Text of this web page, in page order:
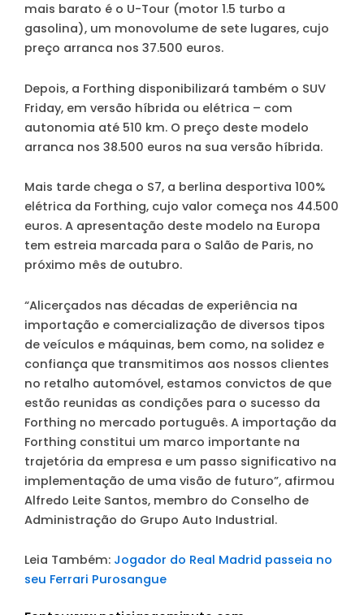
mais barato é o U-Tour (motor 1.5 turbo a
gasolina), um monovolume de sete lugares, cujo
preço arranca nos 37.500 euros.
Depois, a Forthing disponibilizará também o SUV
Friday, em versão híbrida ou elétrica – com
autonomia até 510 km. O preço deste modelo
arranca nos 38.500 euros na sua versão híbrida.
Mais tarde chega o S7, a berlina desportiva 100%
elétrica da Forthing, cujo valor começa nos 44.500
euros. A apresentação deste modelo na Europa
tem estreia marcada para o Salão de Paris, no
próximo mês de outubro.
“Alicerçados nas décadas de experiência na
importação e comercialização de diversos tipos
de veículos e máquinas, bem como, na solidez e
confiança que transmitimos aos nossos clientes
no retalho automóvel, estamos convictos de que
estão reunidas as condições para o sucesso da
Forthing no mercado português. A importação da
Forthing constitui um marco importante na
trajetória da empresa e um passo significativo na
implementação de uma visão de futuro”, afirmou
Alfredo Leite Santos, membro do Conselho de
Administração do Grupo Auto Industrial.
Leia Também: Jogador do Real Madrid passeia no
seu Ferrari Purosangue